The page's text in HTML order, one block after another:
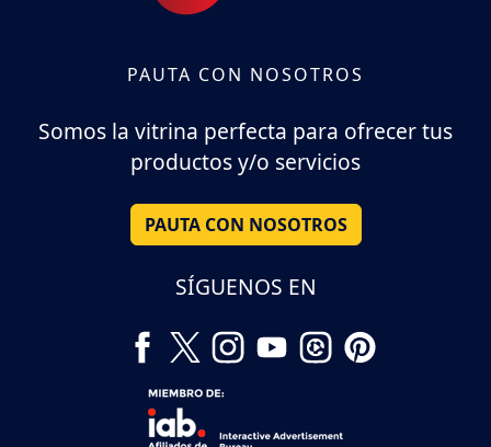
PAUTA CON NOSOTROS
Somos la vitrina perfecta para ofrecer tus
productos y/o servicios
PAUTA CON NOSOTROS
SÍGUENOS EN